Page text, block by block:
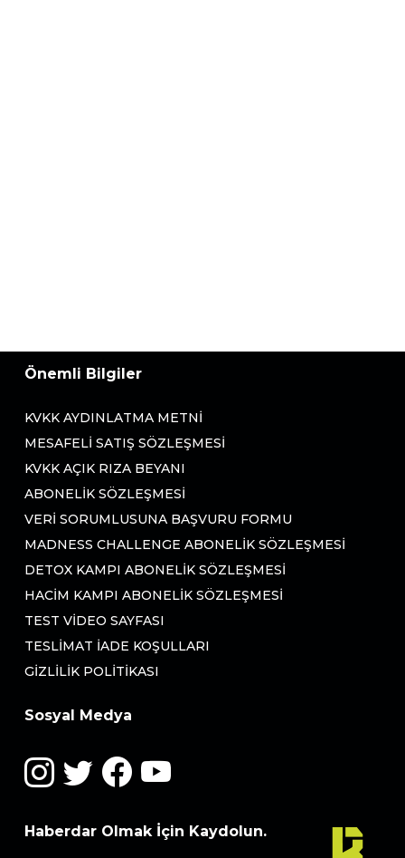
Önemli Bilgiler
KVKK AYDINLATMA METNI
MESAFELI SATIŞ SÖZLEŞMESI
KVKK AÇIK RIZA BEYANI
ABONELIK SÖZLEŞMESI
VERI SORUMLUSUNA BAŞVURU FORMU
MADNESS CHALLENGE ABONELIK SÖZLEŞMESI
DETOX KAMPI ABONELIK SÖZLEŞMESI
HACIM KAMPI ABONELIK SÖZLEŞMESI
TEST VIDEO SAYFASI
TESLIMAT İADE KOŞULLARI
GIZLILIK POLITIKASI
Sosyal Medya
Haberdar Olmak İçin Kaydolun.